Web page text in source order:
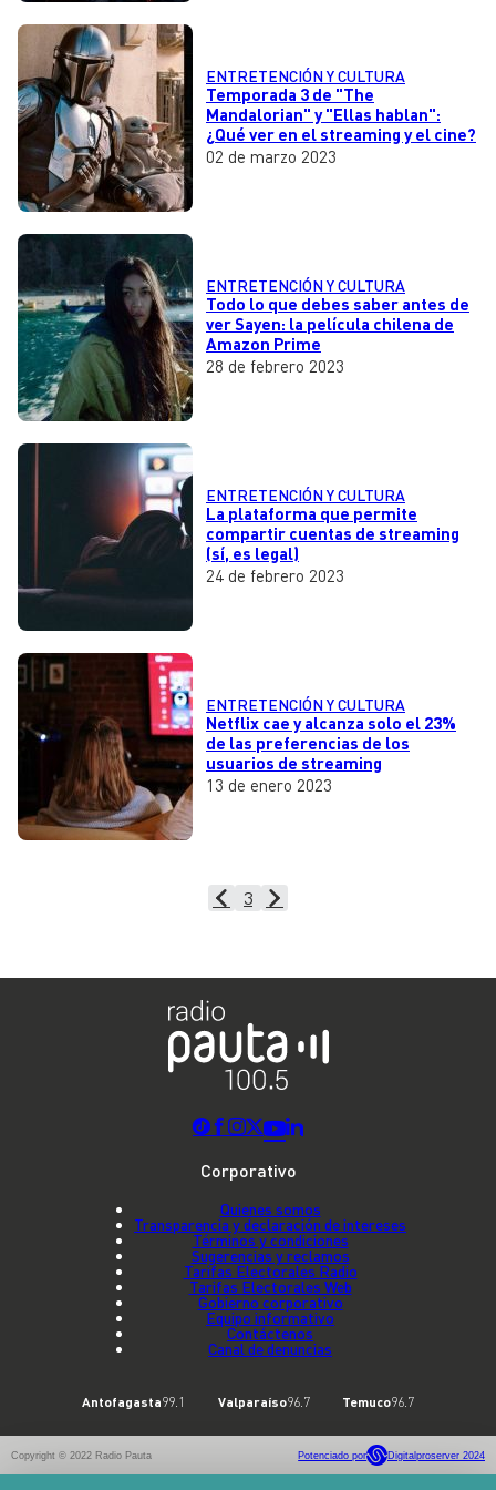
ENTRETENCIÓN Y CULTURA
Temporada 3 de "The
Mandalorian" y "Ellas hablan":
¿Qué ver en el streaming y el cine?
02 de marzo 2023
ENTRETENCIÓN Y CULTURA
Todo lo que debes saber antes de
ver Sayen: la película chilena de
Amazon Prime
28 de febrero 2023
ENTRETENCIÓN Y CULTURA
La plataforma que permite
compartir cuentas de streaming
(sí, es legal)
24 de febrero 2023
ENTRETENCIÓN Y CULTURA
Netflix cae y alcanza solo el 23%
de las preferencias de los
usuarios de streaming
13 de enero 2023
3
Corporativo
Quienes somos
Transparencia y declaración de intereses
Términos y condiciones
Sugerencias y reclamos
Tarifas Electorales Radio
Tarifas Electorales Web
Gobierno corporativo
Equipo informativo
Contáctenos
Canal de denuncias
Antofagasta99.1 Valparaíso96.7 Temuco96.7
Copyright © 2022 Radio Pauta Potenciado por Digitalproserver 2024